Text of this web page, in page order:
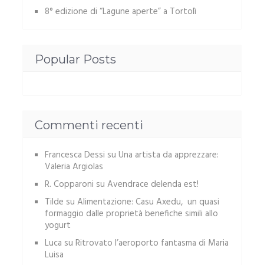
8° edizione di “Lagune aperte” a Tortolì
Popular Posts
Commenti recenti
Francesca Dessi su Una artista da apprezzare:
Valeria Argiolas
R. Copparoni su Avendrace delenda est!
Tilde su Alimentazione: Casu Axedu, un quasi
formaggio dalle proprietà benefiche simili allo
yogurt
Luca su Ritrovato l’aeroporto fantasma di Maria
Luisa